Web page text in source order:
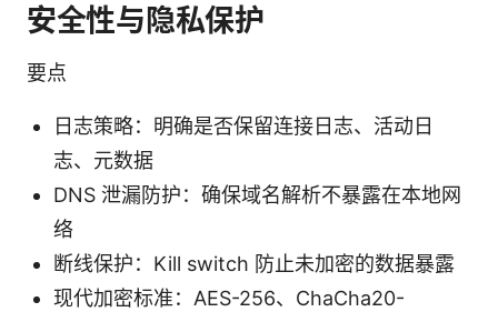
安全性与隐私保护
要点
日志策略：明确是否保留连接日志、活动日
志、元数据
DNS 泄漏防护：确保域名解析不暴露在本地网
络
断线保护：Kill switch 防止未加密的数据暴露
现代加密标准：AES-256、ChaCha20-